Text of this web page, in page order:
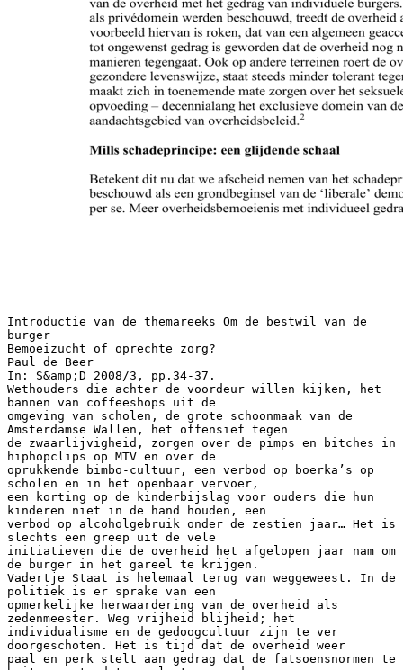
Introductie van de themareeks Om de bestwil van de burger Bemoeizucht of oprechte zorg? Paul de Beer In: S&amp;D 2008/3, pp.34-37. Wethouders die achter de voordeur willen kijken, het bannen van coffeeshops uit de omgeving van scholen, de grote schoonmaak van de Amsterdamse Wallen, het offensief tegen de zwaarlijvigheid, zorgen over de pimps en bitches in hiphopclips op MTV en over de oprukkende bimbo-cultuur, een verbod op boerka’s op scholen en in het openbaar vervoer, een korting op de kinderbijslag voor ouders die hun kinderen niet in de hand houden, een verbod op alcoholgebruik onder de zestien jaar… Het is slechts een greep uit de vele initiatieven die de overheid het afgelopen jaar nam om de burger in het gareel te krijgen. Vadertje Staat is helemaal terug van weggeweest. In de politiek is er sprake van een opmerkelijke herwaardering van de overheid als zedenmeester. Weg vrijheid blijheid; het individualisme en de gedoogcultuur zijn te ver doorgeschoten. Het is tijd dat de overheid weer paal en perk stelt aan gedrag dat de fatsoensnormen te buiten gaat, dat overlast aan anderen bezorgt en dat ook voor de mensen zelf schadelijk is. Waar het waarden- en normenoffensief van de vorige kabinetten toch vooral als een cda-initiatief gold, zijn de laatste tijd ook uit PvdA-hoek pleidooien te horen voor een actiever overheidsoptreden in kwesties van zeden en gedrag. Hoe moeten we deze herwaardering van overheidsbemoeienis met individueel handelen beoordelen? Is hier sprake van betutteling en bemoeizucht, van herlevend paternalisme dat de individuele vrijheid van burgers aantast en inbreuk maakt op de priv&eacute;sfeer? Of gaat het om een broodnodige correctie op doorgeschoten individualisme en onfatsoenlijk gedrag die te lang met de mantel der liefde waren bedekt? De individuele vrijheid in immateri&euml;le kwesties gold lange tijd als het terrein waarop ‘de jaren zestig’ het sterkst hun stempel hadden gedrukt. Geloof, seksualiteit, leefstijl, drugsgebruik: het was tot voor kort algemeen aanvaard dat burgers in deze zaken vrij zijn om hun eigen gang te gaan en hun eigen keuzen te maken. De overheid diende zich daar niet in te mengen. Als uitgangspunt gold, veelal onuitgesproken, het schadeprincipe (harm principle) van de negentiende-eeuwse liberale denker John Stuart Mill: elk gedrag is geoorloofd zolang het anderen niet schaadt. Alleen als mensen niet in staat zijn om autonome keuzen te maken – zoals het geval is bij kinderen en geestelijk gehandicapten – of als hun gedrag ten koste gaat van anderen, heeft de overheid een grond om in te grijpen.1 Dit principe staat nu ter discussie. Er wordt gepleit voor een meer directe bemoeienis van de overheid met het gedrag van individuele burgers. Op sommige terreinen, die lange tijd als priv&eacute;domein werden beschouwd, treedt de overheid al actiever op. Het duidelijkste voorbeeld hiervan is roken, dat van een algemeen geaccepteerd gebruik in relatief korte tijd tot ongewenst gedrag is geworden dat de overheid nog net niet verbiedt, maar wel op tal van manieren tegengaat. Ook op andere terreinen roert de overheid zich: zij stimuleert een gezondere levenswijze, staat steeds minder tolerant tegenover drugs- en drankgebruik en maakt zich in toenemende mate zorgen over het seksuele gedrag van jongeren. Ook de opvoeding – decennialang het exclusieve domein van de ouders – wordt steeds meer een aandachtsgebied van overheidsbeleid.2 Mills schadeprincipe: een glijdende schaal Betekent dit nu dat we afscheid nemen van het schadeprincipe van Mill, dat vaak wordt beschouwd als een grondbeginsel van de ‘liberale’ democratische samenleving? Dat hoeft niet per se. Meer overheidsbemoeienis met individueel gedrag kan namelijk ook worden 1 gerechtvaardigd door de twee veronderstellingen waarop het principe berust – geen schade voor derden en het vermogen tot autonome keuzen – strikter te interpreteren dan in het verleden gebruikelijk was. Zo hebben we steeds meer kennis van en ook meer oog voor de indirecte schade die individueel gedrag aan derden kan berokken. Roken vormt opnieuw een duidelijk voorbeeld. Zolang roken alleen als schadelijk voor de eigen gezondheid werd gezien, kon het als een eigen verantwoordelijkheid worden beschouwd. Nu er steeds meer bewijs is dat roken ook schadelijk is voor omstanders, is er meer reden voor overheidsingrijpen. Bovendien hebben we meer aandacht dan vroeger voor de (indirecte) maatschappelijke kosten van roken in termen van gezondheidszorg, ziekteverzuim en productiviteitsverlies. Dit geldt ook voor andere vormen van een ongezonde leefstijl, zoals vet eten en te weinig bewegen. Ook het inzicht in de schade die een tekortschietende opvoeding kan veroorzaken, is toegenomen. Het gaat niet alleen om de schade voor het kind zelf, maar ook om schade voor de samenleving in de vorm van overlast, werkloosheid en criminaliteit. Bovendien wordt meer dan in het verleden onderkend dat de opvoeding een cruciale rol speelt in de vorming van kinderen tot verantwoordelijke staatsburgers en daarmee in de reproductie van onze liberale, democratische maatschappij. Tegelijkertijd is de tolerantie ten opzichte van onbeschoft gedrag in de openbare ruimte waar andere burgers overlast van ondervinden, afgenomen. Als individueel gedrag inderdaad schade aan anderen berokkent, valt ingrijpen door de overheid ook binnen het liberale schadeprincipe heel wel te verdedigen. In de tweede plaats wordt tegenwoordig minder als vanzelfsprekend aangenomen dat iedereen in staat is tot weloverwogen, verantwoorde keuzen. De vraag rijst dan of mensen niet tegen zichzelf beschermd moeten worden. Het duidelijkst zichtbaar is dit in de geestelijke gezondheidszorg, waar de professionals steeds meer terugkomen van de idee dat psychiatrische pati&euml;nten zichzelf mogen/moeten zien te redden en zij eerder dan voorheen grijpen naar het middel van gedwongen opname. Maar ook als het om ‘gewone’ burgers gaat, neemt de steun toe voor be&iuml;nvloeding van hun gedrag – zo niet disciplinering – omdat dit in hun eigen belang zou zijn. Duidt de toename van het aantal Nederlanders met overgewicht er niet op dat veel burgers onvoldoende in staat zijn verantwoord met hun eigen gezondheid om te gaan?3 Bij jongeren is gedragsbe&iuml;nvloeding het gemakkelijkst te rechtvaardigen. Zie de toenemende zorgen over het ‘losbandige’ seksuele gedrag van jongeren (‘seks in ruil voor een breezer’), dat zou worden aangemoedigd door de overgeseksualiseerde media. Maar de overheid spreekt ook volwassenen vaker aan op hun gedrag, bijvoorbeeld via mediacampagnes die een gezonde leefstijl propageren of ‘hufterig’ gedrag in het verkeer aan de kaak stellen, door het opstellen van een stadsetiquette en door het aanbieden van opvoedingsondersteuning. De vraag is nu of deze striktere interpretatie van de twee voorwaarden voor individuele vrijheid nog wel in de geest van Mill is, of dat hiermee sluipenderwijs afscheid wordt genomen van dit liberale grondbeginsel. Immers, er is weinig gedrag van mensen in de openbare ruimte waar anderen geen aanstoot aan kunnen nemen. Of het nu gaat om spreken in een andere taal, gezichtsbedekkende kleding (of juist half ontkleed rondlopen), het tonen van voor anderen kwetsende afbeeldingen (van hakenkruis tot Mohammed als terrorist), of het verspreiden van (on)welriekende geuren (van zware parfum tot knoflook), altijd is er wel iemand die zich eraan stoort en kan claimen hierdoor schade te lijden. Zo bezien kan men met een beroep op het schadebeginsel bijna elk gedrag verbieden. Ook de vraag wie werkelijk in staat is tot weloverwogen, autonome keuzen, is onmogelijk objectief te beantwoorden. Elke keuze wordt immers mede bepaald door de omstandigheden waarin men verkeert en de informatie waarover men beschikt. Het is dan gemakkelijk aannemelijk te maken dat iemand wordt gemanipuleerd of door zijn sociale omgeving wordt gedwongen tot bepaald gedrag (drugsgebruik, hoofddoekje) en daarom feitelijk niet in staat is zelf een autonome keuze te 2 maken. En ook dat biedt een bijna onbeperkte mogelijkheid om ingrijpen te rechtvaardigen. Naar de letter mag dat misschien nog te rijmen zijn met Mills schadeprincipe, naar de geest neemt het er radicaal afstand van. Linkse stemmen pro en contra In progressieve kring wordt uiteenlopend gedacht over de aanvaardbaarheid en wenselijkheid van een grotere overheidsbemoeienis met individueel gedrag. Terwijl links altijd een groot voorstander is geweest van een sterke, interveni&euml;rende rol van de overheid op materieel, economisch terrein, heeft het vanaf de jaren zestig juist een grote terughoudendheid van de overheid op immaterieel terrein bepleit. De dominante opvatting aan de linkerzijde van het politieke spectrum (tegenwoordig nog het meest prominent te horen bij GroenLinks) lijkt nog steeds te zijn dat de individuele vrijheid voorop dient te staan en dat de overheid geen zedenmeester moet spelen en zich zo weinig mogelijk in het priv&eacute;domein van de burger dient te mengen. Geleidelijk wint echter de opvatting terrein dat de overheid meer oog moet hebben voor de maatschappelijk ongewenste gevolgen van een al te terughoudende en gedogende opstelling. Niet zelden ge&iuml;nspireerd door het werk van de Engelse psychiater Dalrymple wijst men er dan op dat een dergelijke opstelling juist ten koste gaat van de groepen aan de ‘onderkant’ van de samenleving waarvoor links van oudsher opkomt. Actievere overheidsbemoeienis zou noodzakelijk zijn voor de emancipatie van deze groepen. Deels kan men hiervoor ook teruggrijpen op oude socialistische idee&euml;n over culturele verheffing en onmaatschappelijkheidsbestrijding. Lange tijd leken die idee&euml;n te hebben afgedaan. Moeten we vaststellen dat we er te snel afscheid van hebben genomen? Om niet te blijven steken in een abstracte discussie over vrijzinnigheid versus betutteling, over de grens tussen staatspaternalisme en terechte overheidsinmenging, zal S&amp;D in drie afleveringen aandacht besteden aan de mogelijk